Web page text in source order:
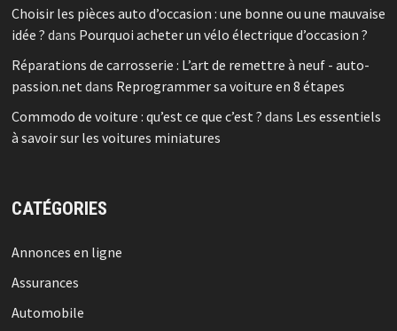
Choisir les pièces auto d’occasion : une bonne ou une mauvaise
idée ? dans Pourquoi acheter un vélo électrique d’occasion ?
Réparations de carrosserie : L’art de remettre à neuf - auto-
passion.net dans Reprogrammer sa voiture en 8 étapes
Commodo de voiture : qu’est ce que c’est ? dans Les essentiels
à savoir sur les voitures miniatures
CATÉGORIES
Annonces en ligne
Assurances
Automobile